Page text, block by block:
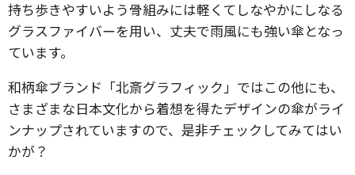
持ち歩きやすいよう骨組みには軽くてしなやかにしなる
グラスファイバーを用い、丈夫で雨風にも強い傘となっ
ています。
和柄傘ブランド「北斎グラフィック」ではこの他にも、
さまざまな日本文化から着想を得たデザインの傘がライ
ンナップされていますので、是非チェックしてみてはい
かが？